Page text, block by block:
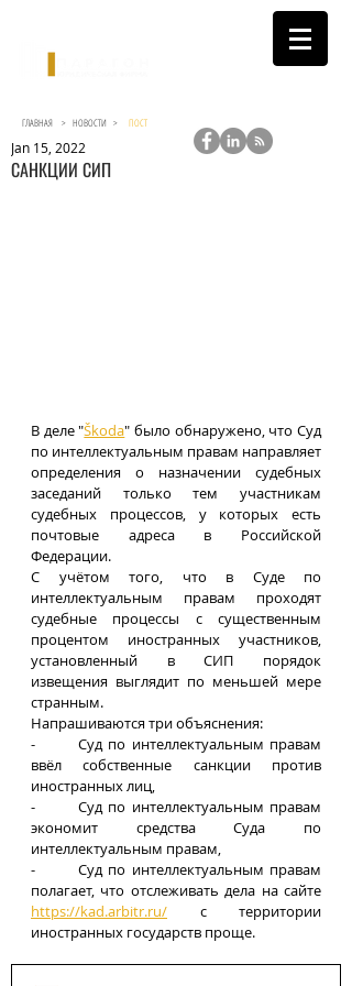
САНКЦИИ СИП
Jan 15, 2022
В деле "Škoda" было обнаружено, что Суд
по интеллектуальным правам направляет
определения о назначении судебных
заседаний только тем участникам
судебных процессов, у которых есть
почтовые адреса в Российской
Федерации.
С учётом того, что в Суде по
интеллектуальным правам проходят
судебные процессы с существенным
процентом иностранных участников,
установленный в СИП порядок
извещения выглядит по меньшей мере
странным.
Напрашиваются три объяснения:
-	Суд по интеллектуальным правам
ввёл собственные санкции против
иностранных лиц,
-	Суд по интеллектуальным правам
экономит средства Суда по
интеллектуальным правам,
-	Суд по интеллектуальным правам
https://kad.arbitr.ru/ с территории
иностранных государств проще.
ГЛАВНАЯ > НОВОСТИ > ПОСТ